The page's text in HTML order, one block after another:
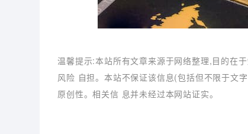
温馨提示:本站所有文章来源于网络整理,目的在
风险 自担。本站不保证该信息(包括但不限于文
原创性。相关信 息并未经过本网站证实。